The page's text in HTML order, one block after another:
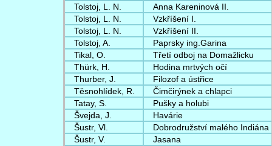
Tolstoj, L. N.
Anna Kareninová II.
Tolstoj, L. N.
Vzkříšení I.
Tolstoj, L. N.
Vzkříšení II.
Tolstoj, A.
Paprsky ing.Garina
Tikal, O.
Třetí odboj na Domažlicku
Thürk, H.
Hodina mrtvých očí
Thurber, J.
Filozof a ústřice
Těsnohlídek, R.
Čimčirýnek a chlapci
Tatay, S.
Pušky a holubi
Švejda, J.
Havárie
Šustr, Vl.
Dobrodružství malého Indiána
Šustr, V.
Jasana